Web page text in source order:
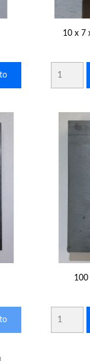
10 x 7
100